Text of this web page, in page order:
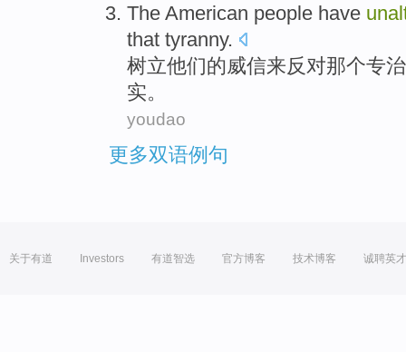
The American people have
that tyranny.
树立他们的威信来反对那个专
实。
youdao
更多双语例句
关于有道 Investors 有道智选 官方博客 技术博客 诚聘英才